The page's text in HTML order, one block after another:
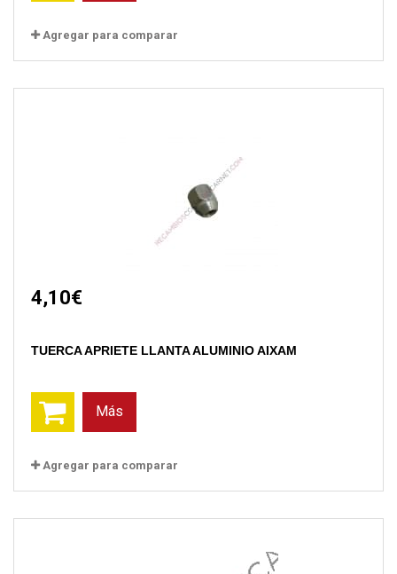
Agregar para comparar
4,10€
TUERCA APRIETE LLANTA ALUMINIO AIXAM
Más
Agregar para comparar